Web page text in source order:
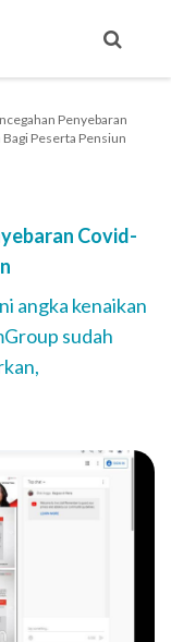
Penyebaran
Peserta Pensiun
Covid-
angka kenaikan
sudah